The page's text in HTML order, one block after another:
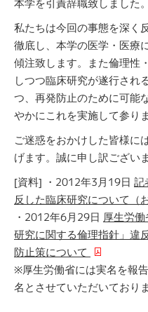
本学を引責辞職致しました。
私たちは今回の事態を深く
徹底し、本学の医学・医療
傾注致します。また倫理性
しつつ臨床研究が遂行され
つ、再発防止のために可能
やかにこれを実施して参りま
ご迷惑をおかけした皆様に
げます。誠に申し訳ござい
[資料] ・2012年3月19日 記
反した臨床研究について（
・2012年6月29日 厚生労
研究に関する倫理指針」違
防止策について
※厚生労働省には実名を報
名とさせていただいておりま